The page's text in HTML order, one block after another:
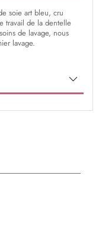
soie art bleu, cru
travail de la dentelle
de lavage, nous
lavage.